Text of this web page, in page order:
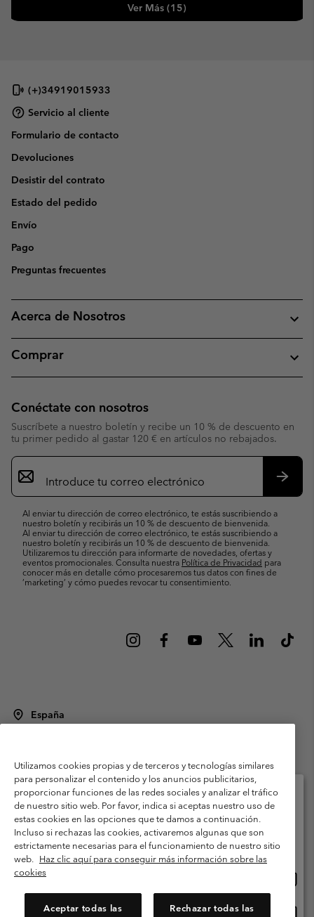
Ver Más (15)
(+)34919015933
Servicio al cliente
Formulario de contacto
Devoluciones
Desistir del contrato
Estado del pedido
Envío
Pago
Preguntas frecuentes
Acerca de Nosotros
Comprar
Conéctate con nosotros
Suscríbete a nuestro boletín y recibe un 10 % de descuento en
tu primer pedido al gastar 120 € en artículos no rebajados.
Suscripción
de
correo
Al enviar tu dirección de correo electrónico, te estás suscribiendo a
nuestro boletín y recibirás un 10 % de descuento de bienvenida.
Al enviar tu dirección de correo electrónico, te estás suscribiendo a
nuestro boletín y recibirás un 10 % de descuento de bienvenida.
Utilizaremos tu dirección para informarte de novedades, ofertas y
eventos promocionales. Consulta nuestra Política de Privacidad para
conocer más en detalle cómo procesaremos tus datos con fines de
’marketing’ y cómo puedes revocar tu consentimiento.
España
Condiciones de uso
Terminos de Venta
Garantía
Política de Privacidad
Términos y condiciones del programa de miembros
Términos De Uso Del Contenido Generado Por Los Usuarios
Impressum
Cookies Public CBCR
Utilizamos cookies propias y de terceros y tecnologías similares
para personalizar el contenido y los anuncios publicitarios,
proporcionar funciones de las redes sociales y analizar el tráfico
de nuestro sitio web. Por favor, indica si aceptas nuestro uso de
estas cookies en las opciones que te damos a continuación.
Incluso si rechazas las cookies, activaremos algunas que son
estrictamente necesarias para el funcionamiento de nuestro sitio
web. Haz clic aquí para conseguir más información sobre las
cookies
Aceptar todas las
Rechazar todas las
Selecciona tu país e idioma envío
Compras en línea disponibles
línea
España